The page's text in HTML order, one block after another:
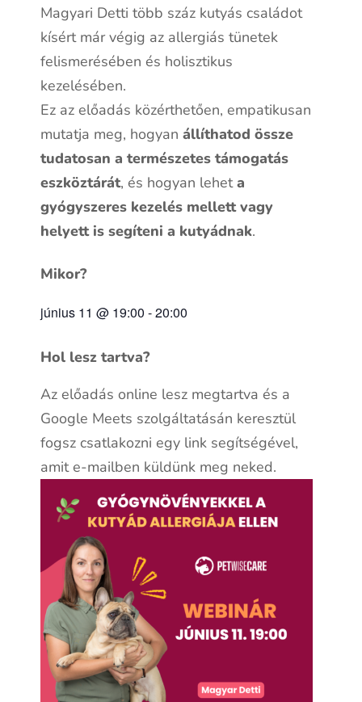
Magyari Detti több száz kutyás családot
kísért már végig az allergiás tünetek
felismerésében és holisztikus
kezelésében.
Ez az előadás közérthetően, empatikusan
mutatja meg, hogyan állíthatod össze
tudatosan a természetes támogatás
eszköztárát, és hogyan leheta
gyógyszeres kezelés mellett vagy
helyett is segíteni a kutyádnak.
Mikor?
június 11 @ 19:00 -20:00
Hol lesz tartva?
Az előadás online lesz megtartva és a
Google Meets szolgáltatásán keresztül
fogsz csatlakozni egy link segítségével,
amit e-mailben küldünk meg neked.